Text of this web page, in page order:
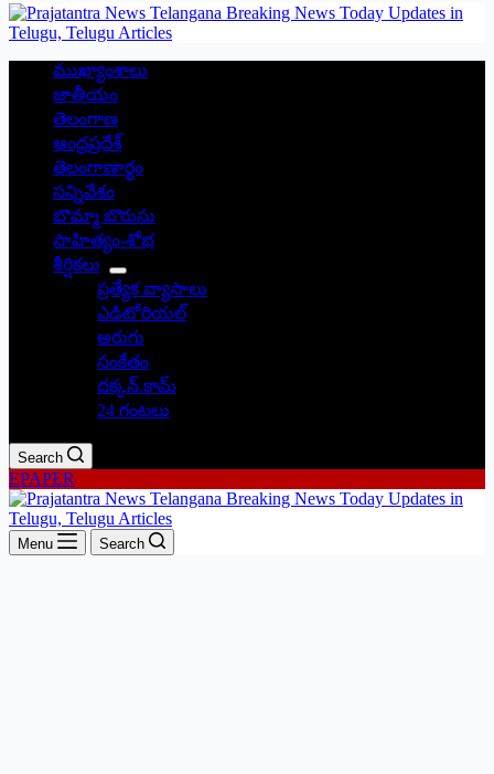
ముఖ్యాంశాలు
జాతీయం
తెలంగాణ
ఆంధ్రప్రదేశ్
తెలంగాణార్థం
సన్నివేశం
బొమ్మా బొరుసు
సాహిత్యం-శోభ
శీర్షికలు
ప్రత్యేక వ్యాసాలు
ఎడిటోరియల్
అరుగు
సంకేతం
దక్కన్.కామ్
24 గంటలు
Search
EPAPER
Menu Search